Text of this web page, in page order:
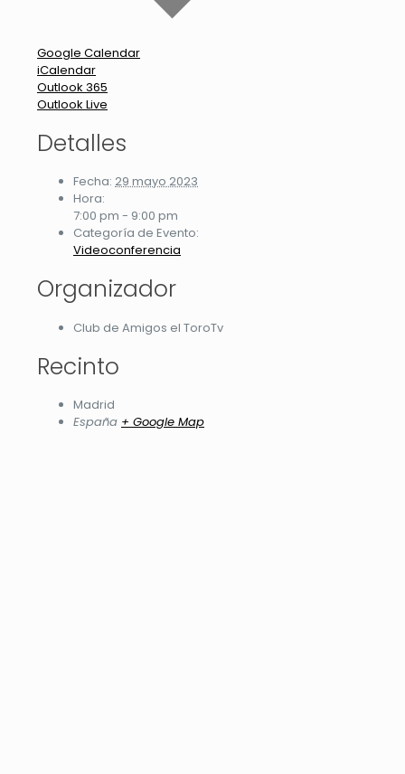
Google Calendar
iCalendar
Outlook 365
Outlook Live
Detalles
Fecha: 29 mayo 2023
Hora:
7:00 pm - 9:00 pm
Categoría de Evento:
Videoconferencia
Organizador
Club de Amigos el ToroTv
Recinto
Madrid
España + Google Map